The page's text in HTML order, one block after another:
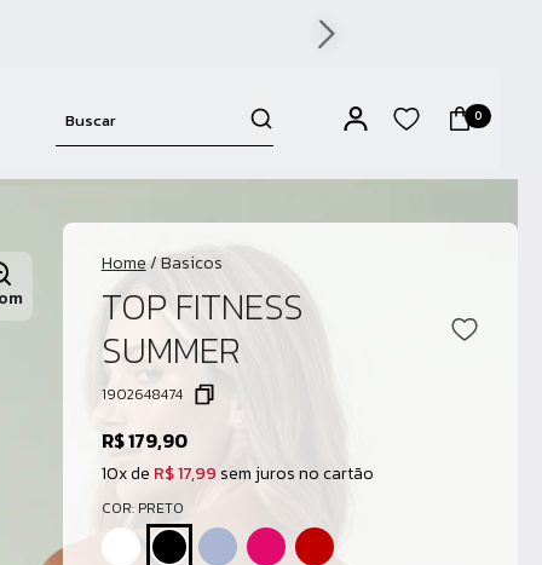
0
Home/Basicos
TOP FITNESS
SUMMER
1902648474
R$ 179,90
10x de R$ 17,99 sem juros no cartão
COR: PRETO